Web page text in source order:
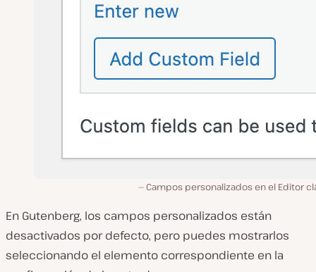
Campos personalizados en el Editor
En Gutenberg, los campos personalizados están
desactivados por defecto, pero puedes mostrarlos
seleccionando el elemento correspondiente en la